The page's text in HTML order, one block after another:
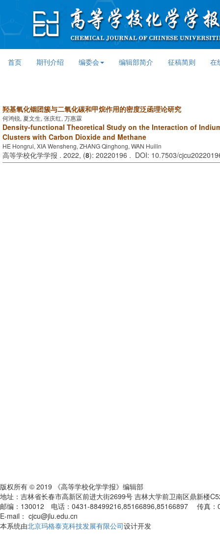
首页 期刊介绍 编委会 编辑部简介 征稿简则 在
羟基氧化铟团簇与二氧化碳和甲烷作用的密度泛函理论研究
何鸿锐, 夏文生, 张庆红, 万惠霖
Density-functional Theoretical Study on the Interaction of
Clusters with Carbon Dioxide and Methane
HE Hongrui, XIA Wensheng, ZHANG Qinghong, WAN Huilin
高等学校化学学报 . 2022, (8): 20220196 . DOI: 10.7503/
版权所有 © 2019 《高等学校化学学报》编辑部
地址：吉林省长春市高新区前进大街2699号 吉林大学前卫南区鼎新楼
邮编：130012 电话：0431-88499216,85166896,85166897 传真
E-mail： cjcu@jlu.edu.cn
本系统由北京玛格泰克科技发展有限公司设计开发